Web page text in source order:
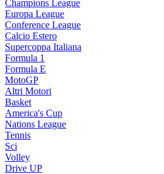
Champions League
Europa League
Conference League
Calcio Estero
Supercoppa Italiana
Formula 1
Formula E
MotoGP
Altri Motori
Basket
America's Cup
Nations League
Tennis
Sci
Volley
Drive UP